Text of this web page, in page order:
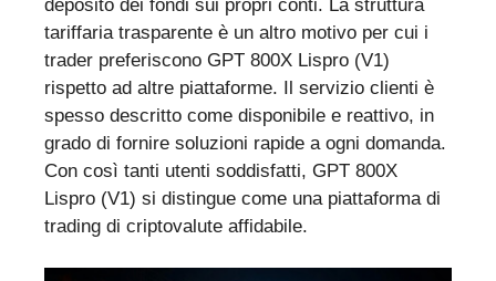
deposito dei fondi sui propri conti. La struttura
tariffaria trasparente è un altro motivo per cui i
trader preferiscono GPT 800X Lispro (V1)
rispetto ad altre piattaforme. Il servizio clienti è
spesso descritto come disponibile e reattivo, in
grado di fornire soluzioni rapide a ogni domanda.
Con così tanti utenti soddisfatti, GPT 800X
Lispro (V1) si distingue come una piattaforma di
trading di criptovalute affidabile.